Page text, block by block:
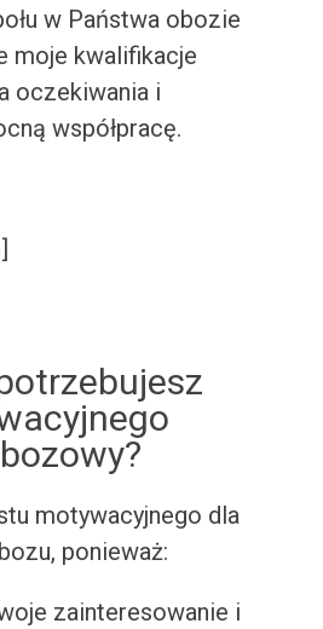
w Państwa obozie
moje kwalifikacje
oczekiwania i
współpracę.
motywacyjnego dla
ponieważ:
zainteresowanie i